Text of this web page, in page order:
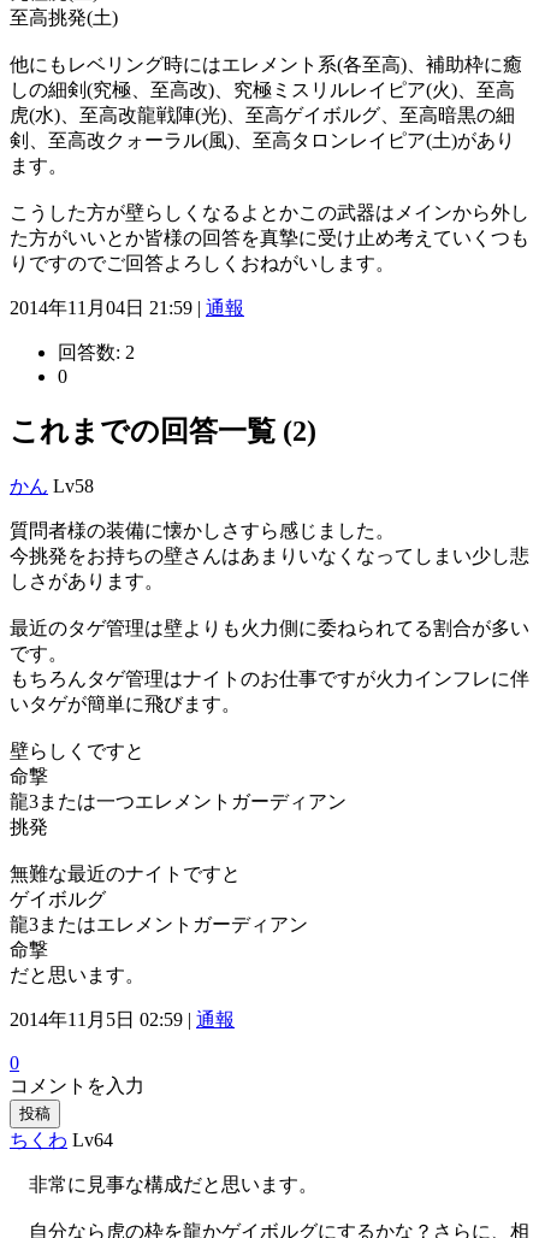
至高挑発(土)
他にもレベリング時にはエレメント系(各至高)、補助枠に癒
しの細剣(究極、至高改)、究極ミスリルレイピア(火)、至高
虎(水)、至高改龍戦陣(光)、至高ゲイボルグ、至高暗黒の細
剣、至高改クォーラル(風)、至高タロンレイピア(土)があり
ます。
こうした方が壁らしくなるよとかこの武器はメインから外し
た方がいいとか皆様の回答を真摯に受け止め考えていくつも
りですのでご回答よろしくおねがいします。
2014年11月04日 21:59 | 通報
回答数: 2
0
これまでの回答一覧 (2)
かん Lv58
質問者様の装備に懐かしさすら感じました。
今挑発をお持ちの壁さんはあまりいなくなってしまい少し悲
しさがあります。
最近のタゲ管理は壁よりも火力側に委ねられてる割合が多い
です。
もちろんタゲ管理はナイトのお仕事ですが火力インフレに伴
いタゲが簡単に飛びます。
壁らしくですと
命撃
龍3または一つエレメントガーディアン
挑発
無難な最近のナイトですと
ゲイボルグ
龍3またはエレメントガーディアン
命撃
だと思います。
2014年11月5日 02:59 | 通報
0
コメントを入力
投稿
ちくわ Lv64
非常に見事な構成だと思います。
自分なら虎の枠を龍かゲイボルグにするかな？さらに、相